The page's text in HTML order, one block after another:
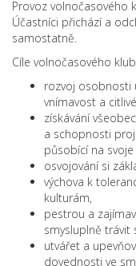
Provoz volnočasového
Účastníci přichází a
samostatně.
Cíle volnočasového
rozvoj osobnosti
vnímavost a
získávání
a schopnosti
působící na
osvojování si
výchova k
kulturám,
pestrou a
smysluplně trávit
utvářet a
dovednosti ve